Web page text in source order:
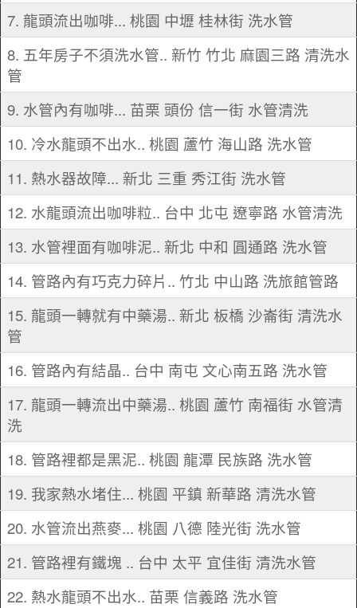
7. 龍頭流出咖啡... 桃園 中壢 桂林街 洗水管
8. 五年房子不須洗水管.. 新竹 竹北 麻園三路 清洗水
管
9. 水管內有咖啡... 苗栗 頭份 信一街 水管清洗
10. 冷水龍頭不出水.. 桃園 蘆竹 海山路 洗水管
11. 熱水器故障... 新北 三重 秀江街 洗水管
12. 水龍頭流出咖啡粒.. 台中 北屯 遼寧路 水管清洗
13. 水管裡面有咖啡泥.. 新北 中和 圓通路 洗水管
14. 管路內有巧克力碎片.. 竹北 中山路 洗旅館管路
15. 龍頭一轉就有中藥湯.. 新北 板橋 沙崙街 清洗水
管
16. 管路內有結晶.. 台中 南屯 文心南五路 洗水管
17. 龍頭一轉流出中藥湯.. 桃園 蘆竹 南福街 水管清
洗
18. 管路裡都是黑泥.. 桃園 龍潭 民族路 洗水管
19. 我家熱水堵住... 桃園 平鎮 新華路 清洗水管
20. 水管流出燕麥... 桃園 八德 陸光街 洗水管
21. 管路裡有鐵塊 .. 台中 太平 宜佳街 清洗水管
22. 熱水龍頭不出水.. 苗栗 信義路 洗水管